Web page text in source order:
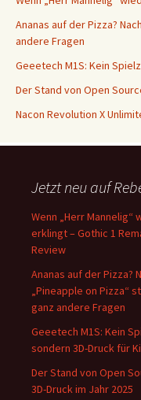
Ananas auf der Pizza?
andere Fragen
Geeetech M1S: Kein
Der Stand von Open
Nacon Revolution X
Jetzt neu auf
Wenn „Herr Mannelig“
erklingt – Gothic 1
Review
Ananas auf der Pizza?
„Pineapple on Pizza“
ganz andere Fragen
Geeetech M1S: Kein
sondern 3D-Druck für
Der Stand von Open
3D-Druck im Jahr 2025